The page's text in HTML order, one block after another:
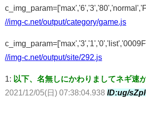
//img-c.net/output/category/game.js
//img-c.net/output/site/292.js
1: 以下、名無しにかわりましてネギ速
2021/12/05(日) 07:38:04.938 ID:ug/